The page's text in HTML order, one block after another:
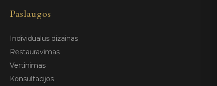
Paslaugos
Individualus dizainas
Restauravimas
Vertinimas
Konsultacijos